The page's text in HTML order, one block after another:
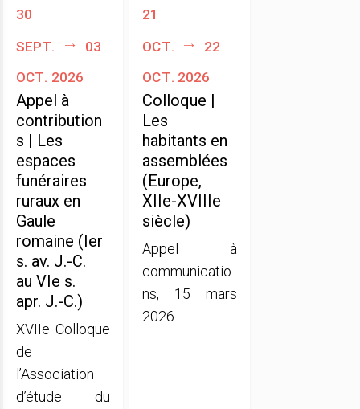
30
sept.
03
oct. 2026
Appel à
contribution
s | Les
espaces
funéraires
ruraux en
Gaule
romaine (Ier
s. av. J.-C.
au VIe s.
apr. J.-C.)
XVIIe Colloque
de
l’Association
d’étude du
21
oct.
22
oct. 2026
Colloque |
Les
habitants en
assemblées
(Europe,
XIIe-XVIIIe
siècle)
Appel à
communicatio
ns, 15 mars
2026